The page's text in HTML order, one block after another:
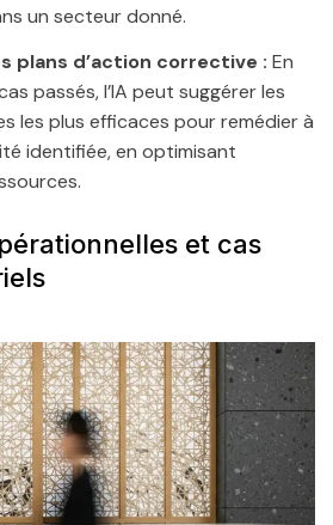
un secteur donné.
plans d’action corrective : En
passés, l’IA peut suggérer les
les plus efficaces pour remédier à
identifiée, en optimisant
et cas